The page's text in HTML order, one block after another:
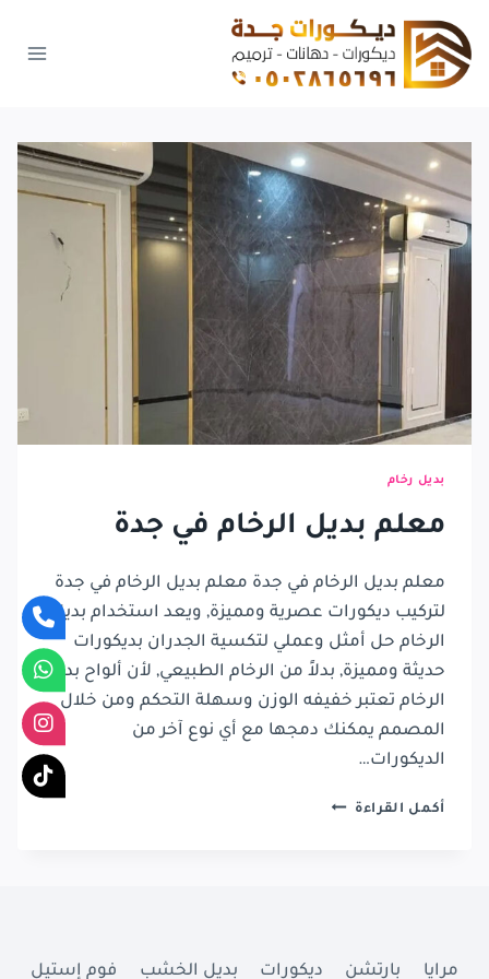
إلى
المحتوى
بديل رخام
معلم بديل الرخام في جدة
معلم بديل الرخام في جدة معلم بديل الرخام في جدة
لتركيب ديكورات عصرية ومميزة, ويعد استخدام بديل
الرخام حل أمثل وعملي لتكسية الجدران بديكورات
حديثة ومميزة, بدلاً من الرخام الطبيعي, لأن ألواح بديل
الرخام تعتبر خفيفه الوزن وسهلة التحكم ومن خلال
المصمم يمكنك دمجها مع أي نوع آخر من
الديكورات…
أكمل القراءة معلم
مرايا بارتشن ديكورات بديل الخشب فوم إستيل